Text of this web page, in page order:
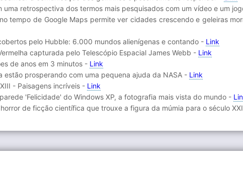
uma retrospectiva dos termos mais pesquisados com um vídeo e um
tempo de Google Maps permite ver cidades crescendo e geleiras
pelo Hubble: 6.000 mundos alienígenas e contando - Link
capturada pelo Telescópio Espacial James Webb - Link
de anos em 3 minutos - Link
estão prosperando com uma pequena ajuda da NASA - Link
- Paisagens incríveis - Link
'Felicidade' do Windows XP, a fotografia mais vista do mundo -
de ficção científica que trouxe a figura da múmia para o século